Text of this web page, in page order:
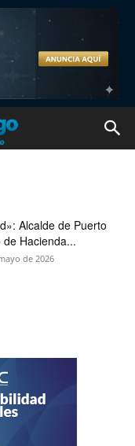
Alcalde de Puerto
Hacienda...
de 2026